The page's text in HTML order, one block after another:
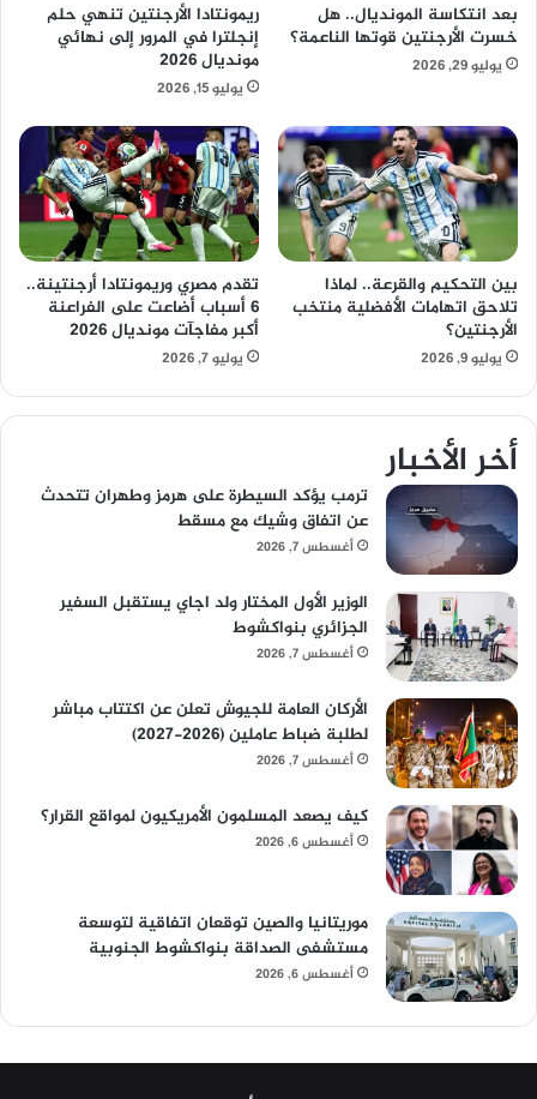
بعد انتكاسة المونديال.. هل
خسرت الأرجنتين قوتها الناعمة؟
يوليو 29, 2026
ريمونتادا الأرجنتين تنهي حلم
إنجلترا في المرور إلى نهائي
مونديال 2026
يوليو 15, 2026
بين التحكيم والقرعة.. لماذا
تلاحق اتهامات الأفضلية منتخب
الأرجنتين؟
يوليو 9, 2026
تقدم مصري وريمونتادا أرجنتينة..
6 أسباب أضاعت على الفراعنة
أكبر مفاجآت مونديال 2026
يوليو 7, 2026
أخر الأخبار
ترمب يؤكد السيطرة على هرمز وطهران تتحدث
عن اتفاق وشيك مع مسقط
أغسطس 7, 2026
الوزير الأول المختار ولد اجاي يستقبل السفير
الجزائري بنواكشوط
أغسطس 7, 2026
الأركان العامة للجيوش تعلن عن اكتتاب مباشر
لطلبة ضباط عاملين (2026-2027)
أغسطس 7, 2026
كيف يصعد المسلمون الأمريكيون لمواقع القرار؟
أغسطس 6, 2026
موريتانيا والصين توقعان اتفاقية لتوسعة
مستشفى الصداقة بنواكشوط الجنوبية
أغسطس 6, 2026